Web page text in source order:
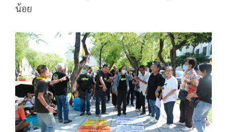
น้อย